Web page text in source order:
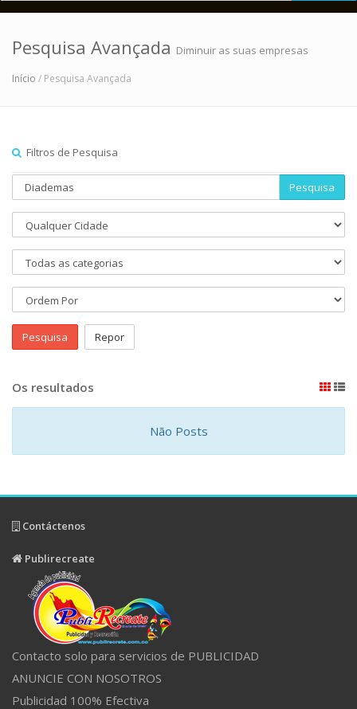
Pesquisa Avançada Diminuir as suas empresas
Início / Pesquisa Avançada
Filtros de Pesquisa
Pesquisa
Pesquisa Repor
Os resultados
Não Posts
Contáctenos
Publirecreate
Contacto solo para servicios de PUBLICIDAD
ANUNCIE CON NOSOTROS
Publicidad 100% Efectiva